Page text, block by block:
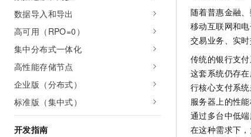
数据导入和导出
高可用（RPO=0）
集中分布式一体化
高性能存储节点
企业版（分布式）
标准版（集中式）
开发指南
随着普惠金融
移动互联网和
交易业务、实
传统的银行支
这套系统仍存
行核心支付系
服务器上的性
通过多台中低
在这种需求下
Happy 系列大模型
大模型解决方案
快速部署 Dify，高
企业服务与云通信
域名与网站
终端用户计算
Serverless
开发工具
AI 开发和 AI 应用解